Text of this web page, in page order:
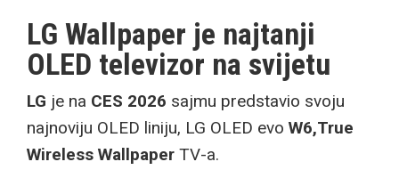
LG Wallpaper je najtanji
OLED televizor na svijetu
LG je na CES 2026 sajmu predstavio svoju
najnoviju OLED liniju, LG OLED evo W6,True
Wireless Wallpaper TV-a.